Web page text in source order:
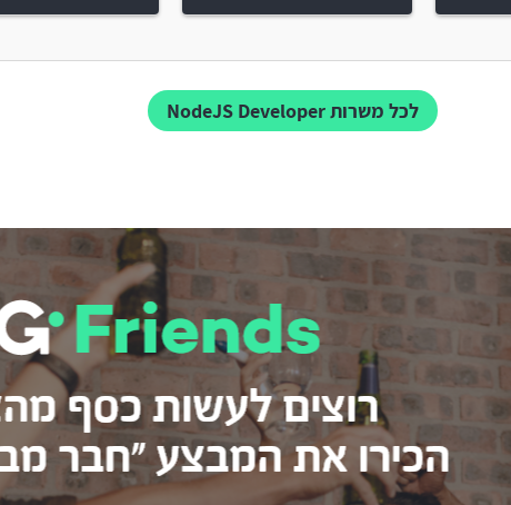
לכל משרות NodeJS Developer